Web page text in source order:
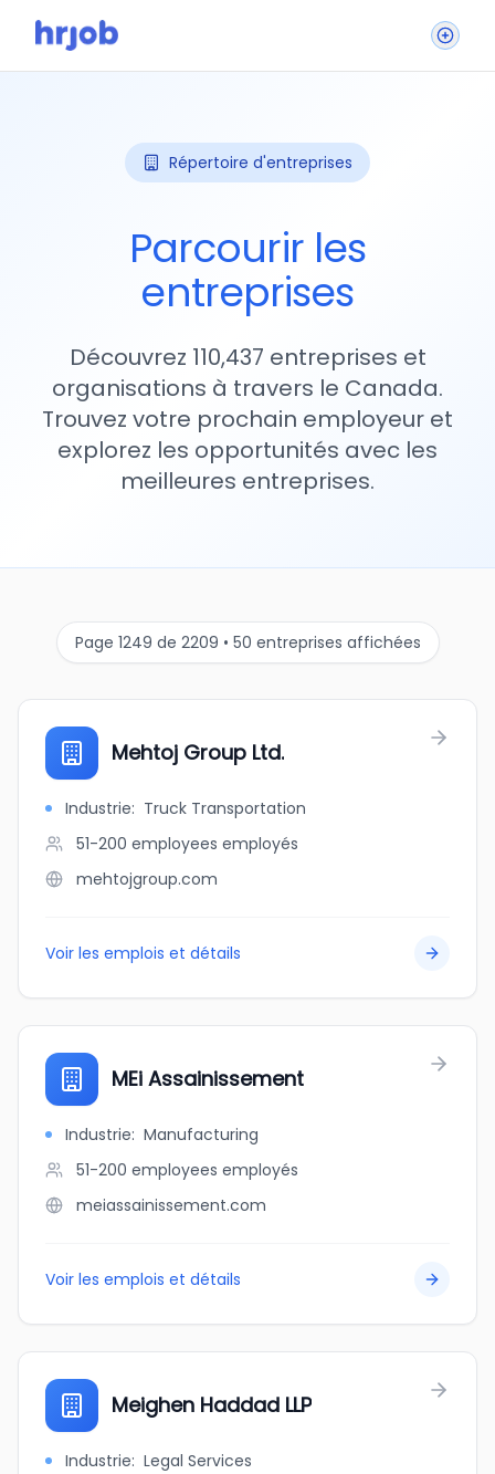
Répertoire d'entreprises
Parcourir les
entreprises
Découvrez 110,437 entreprises et
organisations à travers le Canada.
Trouvez votre prochain employeur et
explorez les opportunités avec les
meilleures entreprises.
Page 1249 de 2209 • 50 entreprises affichées
Mehtoj Group Ltd.
Industrie: Truck Transportation
51-200 employees employés
mehtojgroup.com
Voir les emplois et détails
MEi Assainissement
Industrie: Manufacturing
51-200 employees employés
meiassainissement.com
Voir les emplois et détails
Meighen Haddad LLP
Industrie: Legal Services